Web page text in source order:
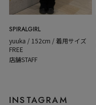
SPIRALGIRL
yuuka / 152cm / 着用サイズ
FREE
店舗STAFF
INSTAGRAM